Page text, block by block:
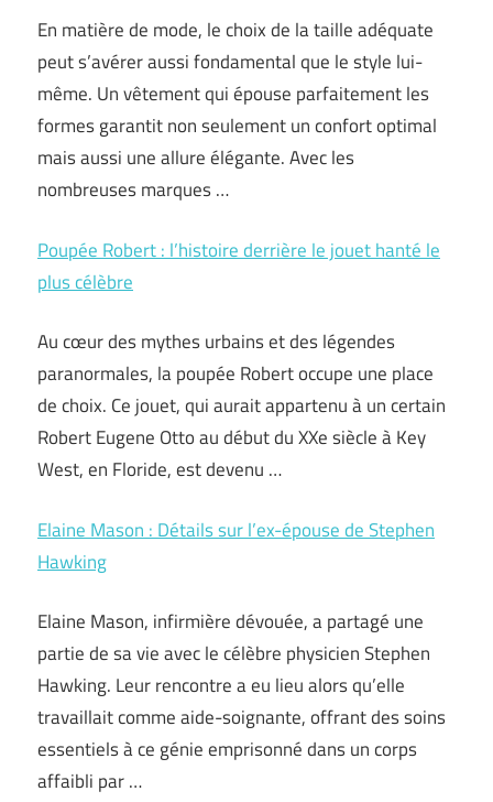
En matière de mode, le choix de la taille adéquate
peut s’avérer aussi fondamental que le style lui-
même. Un vêtement qui épouse parfaitement les
formes garantit non seulement un confort optimal
mais aussi une allure élégante. Avec les
nombreuses marques …
Poupée Robert : l’histoire derrière le jouet hanté le
plus célèbre
Au cœur des mythes urbains et des légendes
paranormales, la poupée Robert occupe une place
de choix. Ce jouet, qui aurait appartenu à un certain
Robert Eugene Otto au début du XXe siècle à Key
West, en Floride, est devenu …
Elaine Mason : Détails sur l’ex-épouse de Stephen
Hawking
Elaine Mason, infirmière dévouée, a partagé une
partie de sa vie avec le célèbre physicien Stephen
Hawking. Leur rencontre a eu lieu alors qu’elle
travaillait comme aide-soignante, offrant des soins
essentiels à ce génie emprisonné dans un corps
affaibli par …